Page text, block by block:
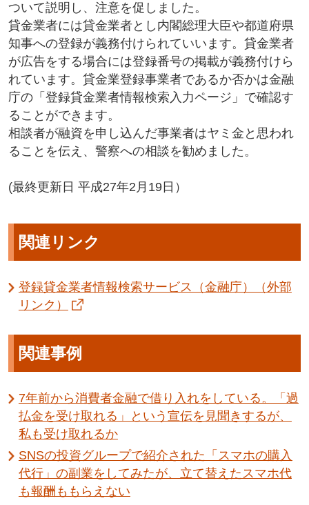
ついて説明し、注意を促しました。
貸金業者には貸金業者とし内閣総理大臣や都道府県
知事への登録が義務付けられていいます。貸金業者
が広告をする場合には登録番号の掲載が義務付けら
れています。貸金業登録事業者であるか否かは金融
庁の「登録貸金業者情報検索入力ページ」で確認す
ることができます。
相談者が融資を申し込んだ事業者はヤミ金と思われ
ることを伝え、警察への相談を勧めました。
(最終更新日 平成27年2月19日）
関連リンク
登録貸金業者情報検索サービス（金融庁）（外部
リンク）
関連事例
7年前から消費者金融で借り入れをしている。「過
払金を受け取れる」という宣伝を見聞きするが、
私も受け取れるか
SNSの投資グループで紹介された「スマホの購入
代行」の副業をしてみたが、立て替えたスマホ代
も報酬ももらえない